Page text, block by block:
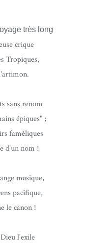
très long
crique
Tropiques,
sans renom
épiques" ;
faméliques
d'un nom !
musique,
pacifique,
le canon !
l'exile